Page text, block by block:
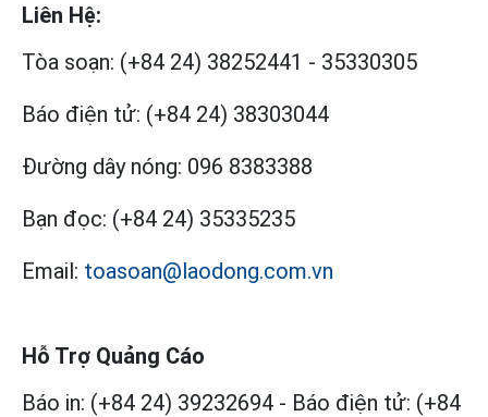
Liên Hệ:
Tòa soạn: (+84 24) 38252441 - 35330305
Báo điện tử: (+84 24) 38303044
Đường dây nóng: 096 8383388
Bạn đọc: (+84 24) 35335235
Email: toasoan@laodong.com.vn
Hỗ Trợ Quảng Cáo
Báo in: (+84 24) 39232694 - Báo điện tử: (+84